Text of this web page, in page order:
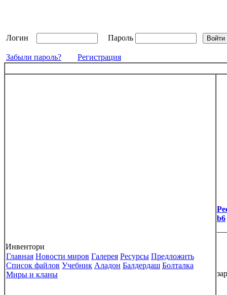
Логин Пароль
Забыли пароль? Регистрация
Инвентори
Главная Новости миров Галерея Ресурсы Предложить
Список файлов Учебник Аладон Балдердаш Болталка
Миры и кланы
b6